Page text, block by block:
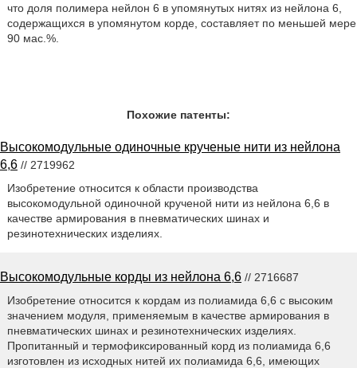
что доля полимера нейлон 6 в упомянутых нитях из нейлона 6,
содержащихся в упомянутом корде, составляет по меньшей мере
90 мас.%.
Похожие патенты:
Высокомодульные одиночные крученые нити из нейлона
6,6 // 2719962
Изобретение относится к области производства
высокомодульной одиночной крученой нити из нейлона 6,6 в
качестве армирования в пневматических шинах и
резинотехнических изделиях.
Высокомодульные корды из нейлона 6,6 // 2716687
Изобретение относится к кордам из полиамида 6,6 с высоким
значением модуля, применяемым в качестве армирования в
пневматических шинах и резинотехнических изделиях.
Пропитанный и термофиксированный корд из полиамида 6,6
изготовлен из исходных нитей их полиамида 6,6, имеющих